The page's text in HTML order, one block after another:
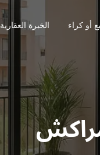
أو كراء الخبرة العقارية